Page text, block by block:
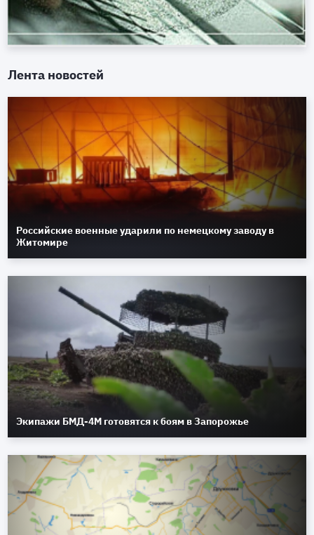
Лента новостей
Российские военные ударили по немецкому заводу в
Житомире
Экипажи БМД-4М готовятся к боям в Запорожье